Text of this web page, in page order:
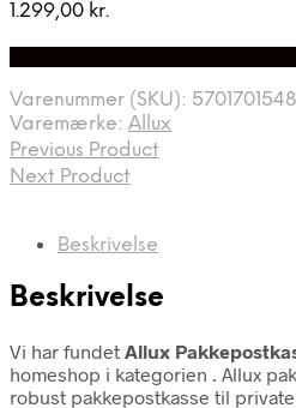
1.299,00 kr.
Varenummer (SKU):
Varemærke: Allux
Previous Product
Next Product
Beskrivelse
Beskrivelse
Vi har fundet Allux
homeshop i kategorien . Allux
robust pakkepostkasse til